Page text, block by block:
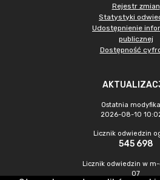
Rejestr zmian
Statystyki
Udostępnienie
publicznej
Dostępność
Ostatnia
2026-08-10
Licznik odwiedzin
545 698
Licznik odwiedzin w
07